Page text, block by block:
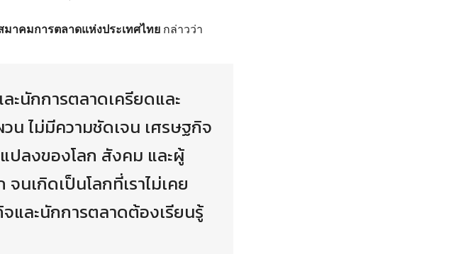
าคมการตลาดแห่งประเทศไทย กล่าวว่า
ะนักการตลาดเครียดและ
ไม่มีความชัดเจน เศรษฐกิจ
ปลงของโลก สังคม และผู้
นเกิดเป็นโลกที่เราไม่เคย
จและนักการตลาดต้องเรียนรู้